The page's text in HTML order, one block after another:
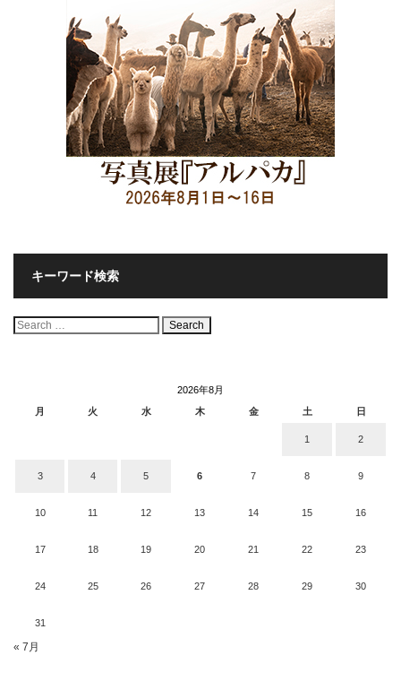
キーワード検索
検
索:
2026年8月
月
火 水 木 金 土 日
1 2
3 4 5 6 7 8 9
10 11 12 13 14 15 16
17 18 19 20 21 22 23
24 25 26 27 28 29 30
31
« 7月